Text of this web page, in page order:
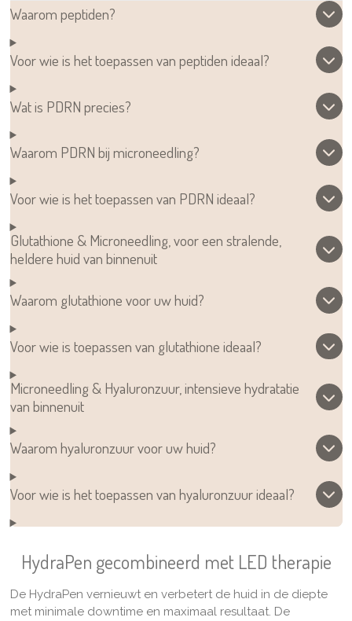
Waarom peptiden?
Voor wie is het toepassen van peptiden ideaal?
Wat is PDRN precies?
Waarom PDRN bij microneedling?
Voor wie is het toepassen van PDRN ideaal?
Glutathione & Microneedling, voor een stralende,
heldere huid van binnenuit
Waarom glutathione voor uw huid?
Voor wie is toepassen van glutathione ideaal?
Microneedling & Hyaluronzuur, intensieve hydratatie
van binnenuit
Waarom hyaluronzuur voor uw huid?
Voor wie is het toepassen van hyaluronzuur ideaal?
HydraPen gecombineerd met LED therapie
De HydraPen vernieuwt en verbetert de huid in de diepte
met minimale downtime en maximaal resultaat. De